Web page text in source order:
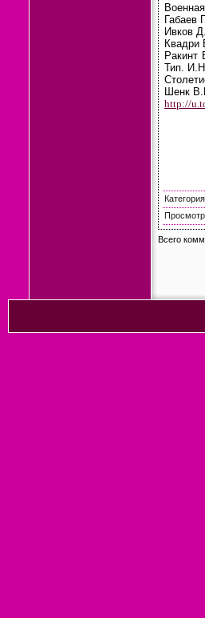
Габаев
Ивков
Квадри
Ракинт
Тип.
Шенк
http://
Категория
Всего